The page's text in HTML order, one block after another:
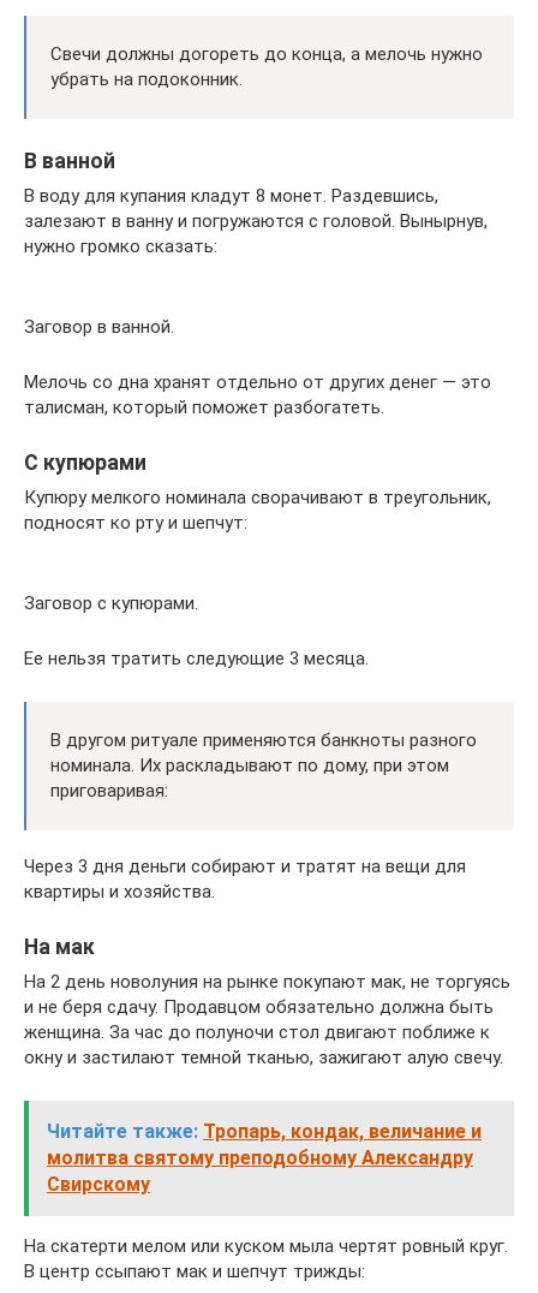
Свечи должны догореть до конца, а мелочь нужно
убрать на подоконник.
В ванной
В воду для купания кладут 8 монет. Раздевшись,
залезают в ванну и погружаются с головой. Вынырнув,
нужно громко сказать:
Заговор в ванной.
Мелочь со дна хранят отдельно от других денег — это
талисман, который поможет разбогатеть.
С купюрами
Купюру мелкого номинала сворачивают в треугольник,
подносят ко рту и шепчут:
Заговор с купюрами.
Ее нельзя тратить следующие 3 месяца.
В другом ритуале применяются банкноты разного
номинала. Их раскладывают по дому, при этом
приговаривая:
Через 3 дня деньги собирают и тратят на вещи для
квартиры и хозяйства.
На мак
На 2 день новолуния на рынке покупают мак, не торгуясь
и не беря сдачу. Продавцом обязательно должна быть
женщина. За час до полуночи стол двигают поближе к
окну и застилают темной тканью, зажигают алую свечу.
Читайте также: Тропарь, кондак, величание и
молитва святому преподобному Александру
Свирскому
На скатерти мелом или куском мыла чертят ровный круг.
В центр ссыпают мак и шепчут трижды: